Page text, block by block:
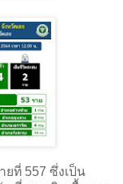
ที่ 557 ซึ่งเป็น